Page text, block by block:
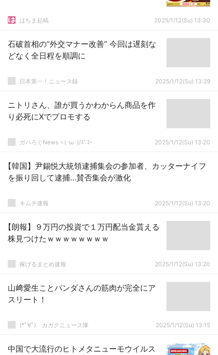
はちま起稿 2025/1/12(Su) 13:30
石破首相の”外交マナー改善” 今回は遅刻な
どなく全日程を順調に
日本第一！ニュース録 2025/1/12(Su) 13:29
ニトリさん、誰が買うかわからん商品を作
り必死にXでプロモする
ガハろぐNewsヽ(･ω･)/ｽﾞｺｰ 2025/1/12(Su) 13:20
【韓国】尹錫悦大統領逮捕集会の参加者、カッターナイフ
を振り回して逮捕…賛否集会が激化
キムチ速報 2025/1/12(Su) 13:20
【朗報】９万円の投資で１万円配当金貰える
株見つけたｗｗｗｗｗｗｗｗ
稼げるまとめ速報 2025/1/12(Su) 13:20
山﨑愛生ことパンダさんの筋肉が完全にア
スリート！
(*ﾟ∀ﾟ)ゞカガクニュース隊 2025/1/12(Su) 13:15
中国で大流行のヒトメタニューモウイルス